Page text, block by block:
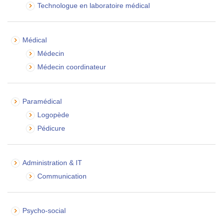
Technologue en laboratoire médical
Médical
Médecin
Médecin coordinateur
Paramédical
Logopède
Pédicure
Administration & IT
Communication
Psycho-social